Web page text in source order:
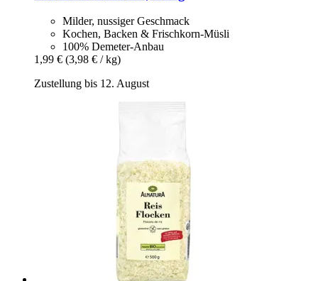
Milder, nussiger Geschmack
Kochen, Backen & Frischkorn-Müsli
100% Demeter-Anbau
1,99 € (3,98 € / kg)
Zustellung bis 12. August